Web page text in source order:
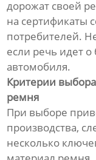
дорожат своей
на сертификаты
потребителей.
если речь идет
автомобиля.
Критерии
ремня
При выборе
производства,
несколько